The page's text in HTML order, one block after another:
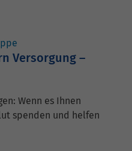
Versorgung –
Wenn es Ihnen
spenden und helfen